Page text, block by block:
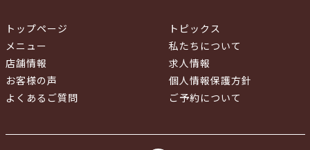
トップページ
メニュー
店舗情報
お客様の声
よくあるご質問
トピックス
私たちについて
求人情報
個人情報保護方針
ご予約について